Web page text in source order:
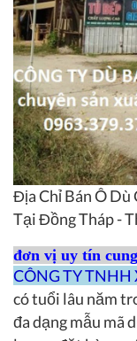
Địa Chỉ Bán Ô Dù
Tại Đồng Tháp -
đơn vị uy tín
CÔNG TY
có tuổi lâu năm
đa dạng mẫu mã